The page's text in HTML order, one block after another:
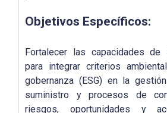
Objetivos Específicos:
Fortalecer las capacidades de
para integrar criterios
gobernanza (ESG) en la
suministro y procesos de
riesgos, oportunidades y